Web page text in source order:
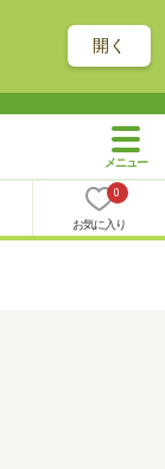
開く
0
お気に入り